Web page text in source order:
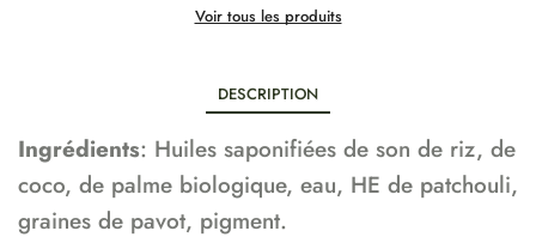
Voir tous les produits
DESCRIPTION
Ingrédients: Huiles saponifiées de son de riz, de
coco, de palme biologique, eau, HE de patchouli,
graines de pavot, pigment.